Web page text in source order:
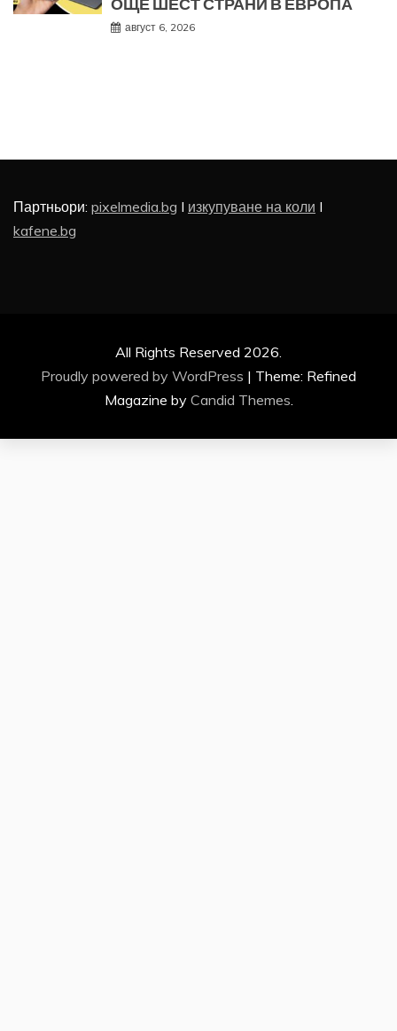
ОЩЕ ШЕСТ СТРАНИ В ЕВРОПА
август 6, 2026
Партньори: pixelmedia.bg I изкупуване на коли I
kafene.bg
All Rights Reserved 2026.
Proudly powered by WordPress | Theme: Refined
Magazine by Candid Themes